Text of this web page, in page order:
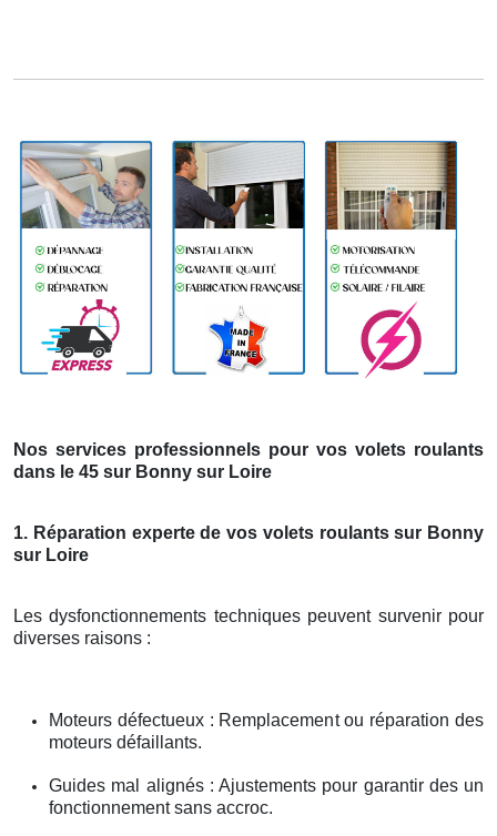
Nos services professionnels pour vos volets roulants
dans le 45 sur Bonny sur Loire
1. Réparation experte de vos volets roulants sur Bonny
sur Loire
Les dysfonctionnements techniques peuvent survenir pour
diverses raisons :
Moteurs défectueux : Remplacement ou réparation des
moteurs défaillants.
Guides mal alignés : Ajustements pour garantir des un
fonctionnement sans accroc.